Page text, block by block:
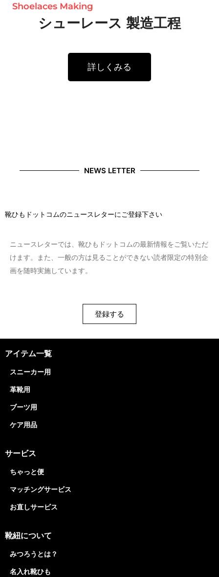
Shoelaces Making
シューレース 製造工程
詳しくみる
NEWS LETTER
靴ひもドットコムのニュースレターにご登録下さい
ニュースレターでは、靴ひもドットコムの最新情報をご覧いただ
けます。また、一般の方は見ることができない読者限定の特別企
画を随時実施しています。
登録する
アイテム一覧
スニーカー用
革靴用
ブーツ用
ケア用品
サービス
ちゃっと便
マッチングサービス
お直しサービス
靴紐について
みつろうとは？
名入れ靴ひも